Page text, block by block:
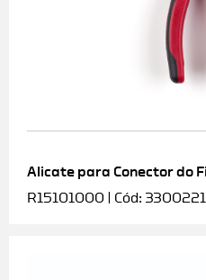
Alicate para Conector do
R15101000 | Cód: 3300221